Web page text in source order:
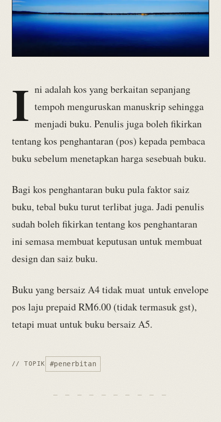
I ni adalah kos yang berkaitan sepanjang
tempoh menguruskan manuskrip sehingga
menjadi buku. Penulis juga boleh fikirkan
tentang kos penghantaran (pos) kepada pembaca
buku sebelum menetapkan harga sesebuah buku.
Bagi kos penghantaran buku pula faktor saiz
buku, tebal buku turut terlibat juga. Jadi penulis
sudah boleh fikirkan tentang kos penghantaran
ini semasa membuat keputusan untuk membuat
design dan saiz buku.
Buku yang bersaiz A4 tidak muat untuk envelope
pos laju prepaid RM6.00 (tidak termasuk gst),
tetapi muat untuk buku bersaiz A5.
// TOPIK #penerbitan